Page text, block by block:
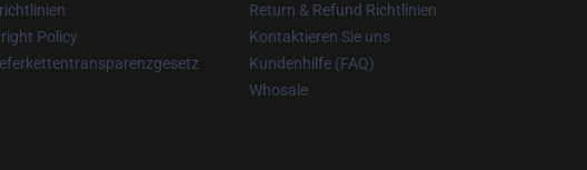
Policy
Return & Refund Richtlinien
Kontaktieren Sie uns
Kundenhilfe (FAQ)
Whosale